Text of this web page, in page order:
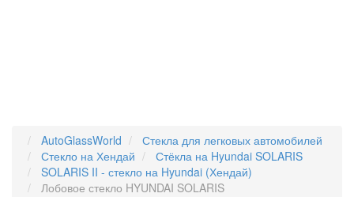
AutoGlassWorld
Стекла для легковых автомобилей
Стекло на Хендай
Стёкла на Hyundai SOLARIS
SOLARIS II - стекло на Hyundai (Хендай)
Лобовое стекло HYUNDAI SOLARIS